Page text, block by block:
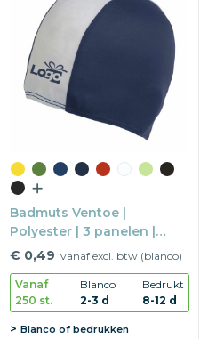
Badmuts Ventoe |
Polyester | 3 panelen |
Stretch zwemmuts
€ 0,49 vanaf excl. btw (blanco)
Vanaf
250 st.
Blanco
2-3 d
Bedrukt
8-12 d
Blanco of bedrukken